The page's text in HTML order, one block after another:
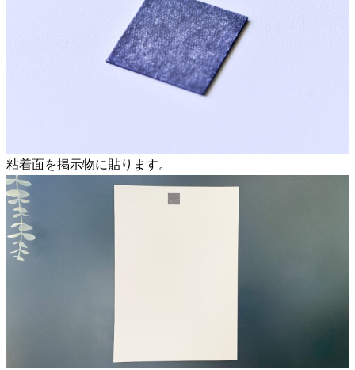
粘着面を掲示物に貼ります。